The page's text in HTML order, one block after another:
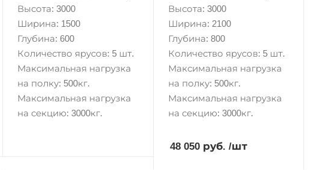
Высота: 3000
Ширина: 1500
Глубина: 600
Количество ярусов: 5 шт.
Максимальная нагрузка
на полку: 500кг.
Максимальная нагрузка
на секцию: 3000кг.
Высота: 3000
Ширина: 2100
Глубина: 800
Количество ярусов: 5 шт.
Максимальная нагрузка
на полку: 500кг.
Максимальная нагрузка
на секцию: 3000кг.
48 050 руб. /шт